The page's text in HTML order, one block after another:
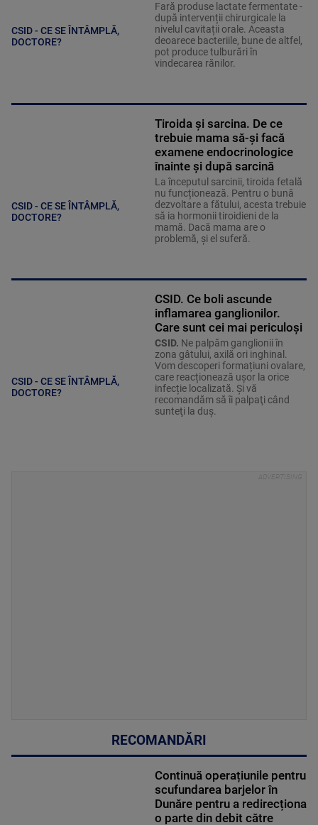
CSID - CE SE ÎNTÂMPLĂ,
DOCTORE?
Fară produse lactate fermentate -
după intervenții chirurgicale la
nivelul cavitații orale. Aceasta
deoarece bacteriile, bune de altfel,
pot produce tulburări în
vindecarea rănilor.
CSID - CE SE ÎNTÂMPLĂ,
DOCTORE?
Tiroida și sarcina. De ce
trebuie mama să-și facă
examene endocrinologice
înainte și după sarcină
La începutul sarcinii, tiroida fetală
nu funcționează. Pentru o bună
dezvoltare a fătului, acesta trebuie
să ia hormonii tiroidieni de la
mamă. Dacă mama are o
problemă, și el suferă.
CSID - CE SE ÎNTÂMPLĂ,
DOCTORE?
CSID. Ce boli ascunde
inflamarea ganglionilor.
Care sunt cei mai periculoși
CSID. Ne palpăm ganglionii în
zona gâtului, axilă ori inghinal.
Vom descoperi formațiuni ovalare,
care reacționează ușor la orice
infecție localizată. Şi vă
recomandăm să îi palpaţi când
sunteţi la duş.
RECOMANDĂRI
Continuă operațiunile pentru
scufundarea barjelor în
Dunăre pentru a redirecționa
o parte din debit către